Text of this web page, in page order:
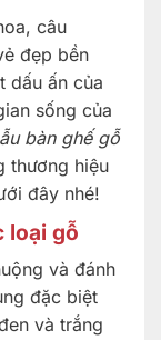
câu
đẹp bền
dấu ấn của
sống của
bàn ghế gỗ
thương hiệu
đây nhé!
loại gỗ
và đánh
đặc biệt
và trắng